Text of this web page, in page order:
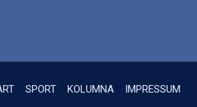
SPORT KOLUMNA IMPRESSUM